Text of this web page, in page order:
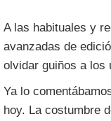
A las habituales y
avanzadas de
olvidar guiños a los
Ya lo
hoy. La costumbre